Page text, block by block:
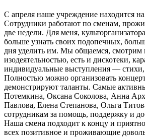
С апреля наше учреждение находится
Сотрудники работают по сменам,
две недели. Для меня,
больше узнать своих подопечных,
дня уделить им. Мы общаемся, смотрим
изодеятельностью, есть и дискотеки,
индивидуальные выступления —
Полностью можно организовать
демонстрируют таланты. Самые
Потемкина, Оксана Соколова, Анна
Павлова, Елена Степанова, Ольга
сотрудникам за помощь, поддержку и
Наша смена подходит к концу и
всех позитивное и проживающие